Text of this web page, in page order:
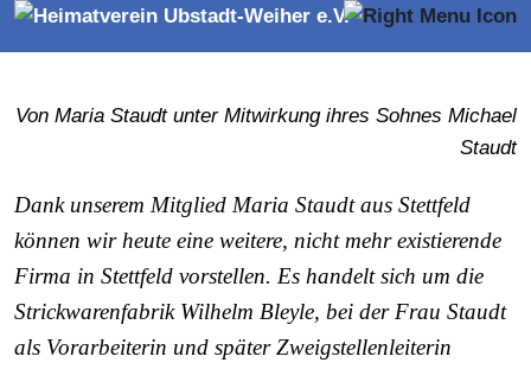
Stettfeld
Von Maria Staudt unter Mitwirkung ihres Sohnes Michael
Staudt
Dank unserem Mitglied Maria Staudt aus Stettfeld
können wir heute eine weitere, nicht mehr existierende
Firma in Stettfeld vorstellen. Es handelt sich um die
Strickwarenfabrik Wilhelm Bleyle, bei der Frau Staudt
als Vorarbeiterin und später Zweigstellenleiterin